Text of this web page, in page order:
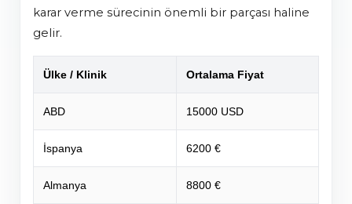
karar verme sürecinin önemli bir parçası haline
gelir.
Ülke / Klinik Ortalama Fiyat
ABD 15000 USD
İspanya 6200 €
Almanya 8800 €